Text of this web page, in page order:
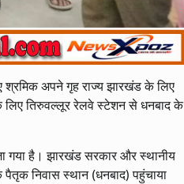
श्रमिक अपने गृह राज्य झारखंड के लिए
के लिए तिरुवल्लूर रेलवे स्टेशन से धनबाद के
गया है। झारखंड सरकार और स्थानीय
निवास स्थान (धनबाद) पहुंचाया